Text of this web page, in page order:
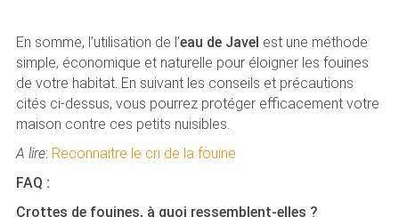
En somme, l’utilisation de l’eau de Javel est une méthode
simple, économique et naturelle pour éloigner les fouines
de votre habitat. En suivant les conseils et précautions
cités ci-dessus, vous pourrez protéger efficacement votre
maison contre ces petits nuisibles.
A lire: Reconnaitre le cri de la fouine
FAQ :
Crottes de fouines, à quoi ressemblent-elles ?